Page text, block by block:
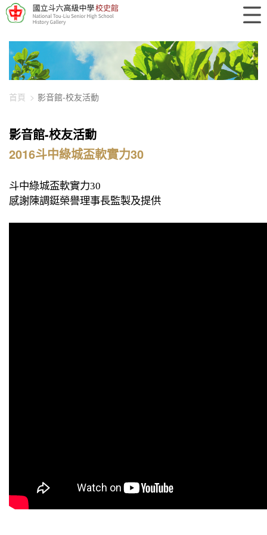
448-1111
首頁 影音館-校友活動
影音館-校友活動
2016斗中綠城盃軟實力30
斗中綠城盃軟實力30
感謝陳調鋌榮譽理事長監製及提供